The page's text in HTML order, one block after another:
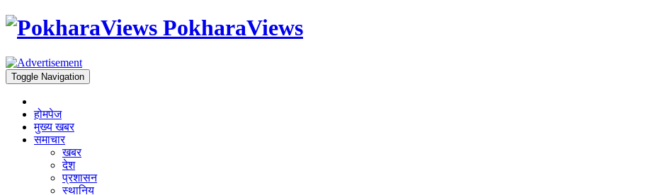
PokharaViews
Toggle Navigation
होमपेज
मुख्य खबर
समाचार
खबर
देश
प्रशासन
स्थानिय